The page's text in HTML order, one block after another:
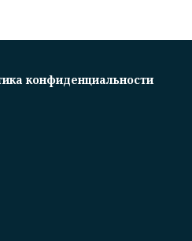
конфиденциальности